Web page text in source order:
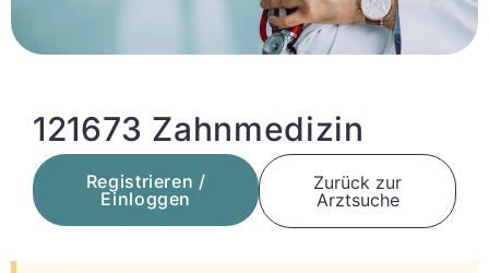
121673 Zahnmedizin
Registrieren /
Einloggen
Zurück zur
Arztsuche